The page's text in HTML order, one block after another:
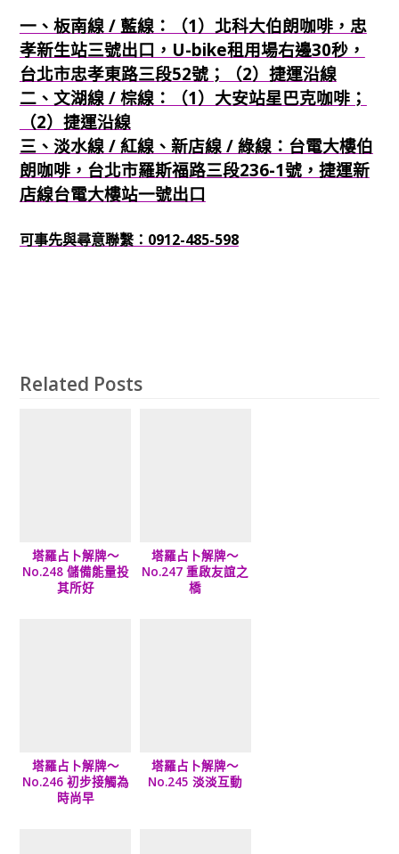
一、板南線 / 藍線：（1）北科大伯朗咖啡，忠
孝新生站三號出口，U-bike租用場右邊30秒，
台北市忠孝東路三段52號；（2）捷運沿線
二、文湖線 / 棕線：（1）大安站星巴克咖啡；
（2）捷運沿線
三、淡水線 / 紅線、新店線 / 綠線：台電大樓伯
朗咖啡，台北市羅斯福路三段236-1號，捷運新
店線台電大樓站一號出口
可事先與尋意聯繫：0912-485-598
Related Posts
塔羅占卜解牌～
No.248 儲備能量投
其所好
塔羅占卜解牌～
No.247 重啟友誼之
橋
塔羅占卜解牌～
No.246 初步接觸為
時尚早
塔羅占卜解牌～
No.245 淡淡互動